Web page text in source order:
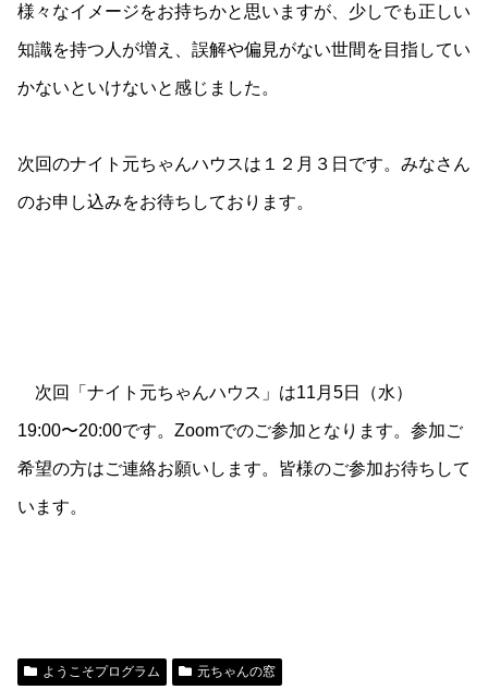
様々なイメージをお持ちかと思いますが、少しでも正しい
知識を持つ人が増え、誤解や偏見がない世間を目指してい
かないといけないと感じました。
次回のナイト元ちゃんハウスは１２月３日です。みなさん
のお申し込みをお待ちしております。
次回「ナイト元ちゃんハウス」は11月5日（水）
19:00〜20:00です。Zoomでのご参加となります。参加ご
希望の方はご連絡お願いします。皆様のご参加お待ちして
います。
ようこそプログラム 元ちゃんの窓